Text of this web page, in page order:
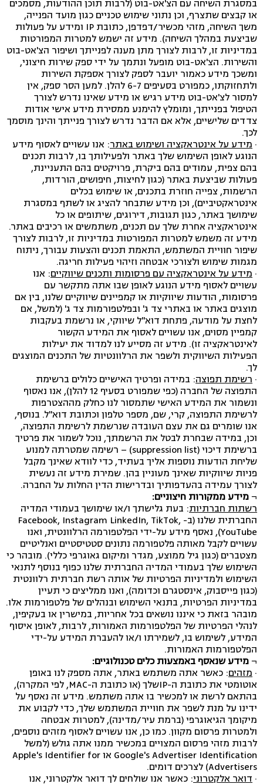
במסגרת השיחה עם הצ'אט-בוט (לרבות תוכן ההודעות, מסמכים
או קבצים שתצרף, וכן נתוני שימוש טכניים כגון מועד הפנייה,
משך השיחה, מזהי מכשיר/דפדפן, כתובת IP ומידע על פעולות
שביצעת במהלך השיחה). מידע זה ישמש למטרות המפורטות
במדיניות זו, לרבות לצורך מתן מענה לפנייתך ושיפור הצ'אט-בוט
והשירות. הצ'אט-בוט מופעל ונתמך על ידי ספק שירות חיצוני,
ומשכך מידע כאמור יועבר לספק לצורך אספקת השירות
ולתחזוקתו, כמפורט בסעיפים 6-7 להלן. למען הסר ספק, אין
למסור לצ'אט-בוט מידע רגיש או מידע שאינו נדרש לצורך
הטיפול בפנייתך, ומומלץ להימנע ממסירת מידע אישי אודות
צדדים שלישיים, אלא אם הדבר נדרש לצורך פנייתך והינך מוסמך
לכך.
· מידע על אינטראקציה ושימוש באתר: אנו עשויים לאסוף מידע
הנוגע לאופן השימוש שלך באתר ולפעילותך בו, לרבות תכנים
בהם צפית, עמודים בהם ביקרת, פרויקטים בהם התעניינת,
פעולות שביצעת באתר (כגון לחיצות, חיפושים, הורדות,
הרשמות, צפייה חוזרת בתכנים, או שימוש בכלים
אינטראקטיביים), וכן מידע שתבחר להציג או לשתף במסגרת
שימושך באתר, כגון תגובות, דירוגים, שיתופים או כל
אינטראקציה אחרת שלך עם תכנים, משתמשים או רכיבים באתר.
מידע זה משמש למטרות המפורטות במדיניות זו, לרבות לצורך
שיפור חוויית המשתמש, התאמת תכנים והצעות עבורך, ניתוח
מגמות שימוש ולצורכי אבטחה וזיהוי פעילות חריגה.
· מידע על אינטראקציה עם פרסומות ותכנים שיווקיים: אנו
עשויים לאסוף מידע הנוגע לאופן שבו אתה מתקשר עם
פרסומות, הודעות שיווקיות או קמפיינים שיווקיים שלנו, בין אם
מוצגים באתר או באתרי צד ג' ובפלטפורמות צד ג' (למשל, אם
לחצת על מודעה, פתחת דוא"ל שיווקי, או נרשמת בעקבות
קמפיין מסוים, אנו עשויים לאסוף את המידע הקשור
לאינטראקציה זו). מידע זה מסייע לנו למדוד את יעילות
הפעילות השיווקית ולשפר את הרלוונטיות של התכנים המוצגים
לך.
· רשימת תפוצה: במידה ופרטיך האישיים כלולים ברשימת
התפוצה של החברה (כפי שמפורט בסעיף 12 להלן), אנו נאסוף
ונשמור את המידע האישי שתמסור לנו כחלק מההצטרפות
לרשימת התפוצה, קרי, שם, מספר טלפון וכתובת דוא"ל. בנוסף,
אנו שומרים גם את עצם העובדה שנרשמת לרשימת התפוצה,
וכן, במידה שבחרת לבטל את הרשמתך, נוכל לשמור את פרטיך
ברשימת דיכוי (suppression list) – רשימה שמטרתה למנוע
שליחת הודעות נוספות אליך בעתיד, כדי לוודא שאינך מקבל
פניות שיווקיות שאינך מעוניין בהן. שמירת מידע זה נעשית
לצורך עמידה בהעדפותיך ובדרישות הדין החלות על החברה.
¬ מידע ממקורות חיצוניים:
רשתות חברתיות: בעת גלישתך ו/או שימושך בעמודי המדיה
החברתית שלנו (ב- Facebook, Instagram LinkedIn, TikTok,
YouTube), נאסף מידע על-ידי הפלטפורמה הרלוונטית, ואנו
עשויים לקבל מאותה פלטפורמה נתונים סטטיסטיים ואנליטיים
מצטברים (כגון גיל ממוצע, מגדר ומיקום גאוגרפי כללי). מובהר כי
השימוש שלך בעמודי המדיה החברתית שלנו כפוף בנוסף לתנאי
השימוש ולמדיניות הפרטיות של אותה רשת חברתית רלוונטית
(כגון פייסבוק, אינסטגרם וכדומה), ואנו ממליצים כי תעיין
במדיניות הפרטיות, בתנאי השימוש ובנהלים של פלטפורמות אלו.
מובהר בזאת כי איננו נושאים בכל אחריות, במישרין או בעקיפין,
לנהלי הפרטיות של הפלטפורמות האמורות, לרבות, לאופן איסוף
המידע, לשימוש בו, לשמירתו ו/או להעברת המידע על-ידי
הפלטפורמות האמורות.
¬ מידע שנאסף באמצעות כלים טכנולוגיים:
· מזהים: כאשר אתה משתמש באתר, אתה מספק לנו באופן
אוטומטי את כתובת ה-IPשלך (או כתובת ה-MAC, לפי המקרה),
בהתאם לרשת או למכשיר בו אתה משתמש. מידע זה נאסף על
ידינו על מנת לשפר את חוויית המשתמש שלך, כדי לקבוע את
מיקומך הגיאוגרפי (ברמת עיר/מדינה), למטרות אבטחה
ולמטרות פרסום מקוון. כמו כן, אנו עשויים לאסוף מזהים נוספים,
לרבות מזהי פרסום המצויים במכשיר ממנו אתה גולש (למשל
Google's Advertiser Identification או Apple's Identifier for
Advertisers) לצרכים דומים.
· דואר אלקטרוני: כאשר אנו שולחים לך דואר אלקטרוני, אנו